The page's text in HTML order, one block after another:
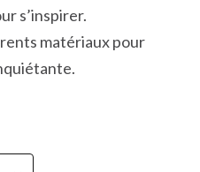
s’inspirer.
matériaux pour